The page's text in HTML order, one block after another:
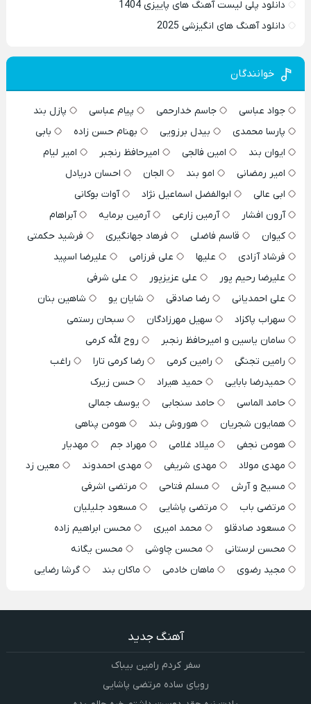
دانلود پلی لیست آهنگ های پاییزی 1404
دانلود آهنگ های انگیزشی 2025
خوانندگان
جواد عباسی جاسم خدارحمی پیام عباسی
پازل بند
پارسا محمدی
بیدل برزویی بهنام حسن زاده
بابی
ایوان بند
امین فالجی امیرحافظ رنجبر
امیر لیام
امیر رمضانی
امو بند الجان
احسان دریادل
ابی عالی
ابوالفضل اسماعیل نژاد
آوات بوکانی
آرون افشار
آرمین زارعی آرمین برمایه
آبراهام
کیوان
قاسم فاضلی فرهاد جهانگیری
فرشید حکمتی
فرشاد آزادی
علیها علی فرزامی
علیرضا اسپید
علیرضا رحیم پور
علی عزیزپور
علی شرفی
علی احمدیانی
رضا صادقی شایان یو
شاهین بنان
سهراب پاکزاد
سهیل مهرزادگان
سبحان رستمی
سامان یاسین و امیرحافظ رنجبر
روح الله کرمی
رامین تجنگی
رامین کرمی رضا کرمی تارا
راغب
حمیدرضا بابایی
حمید هیراد
حسن زیرک
حامد الماسی
حامد سنجابی
یوسف جمالی
همایون شجریان
هوروش بند
هومن پناهی
هومن نجفی
میلاد غلامی مهراد جم
مهدیار
مهدی مولاد
مهدی شریفی مهدی احمدوند
معین زد
مسیح و آرش
مسلم فتاحی
مرتضی اشرفی
مرتضی باب
مرتضی پاشایی
مسعود جلیلیان
مسعود صادقلو
محمد امیری
محسن ابراهیم زاده
محسن لرستانی
محسن چاوشی
محسن یگانه
مجید رضوی
ماهان خادمی ماکان بند گرشا رضایی
آهنگ جدید
سفر کردم رامین بیباک
رویای ساده مرتضی پاشایی